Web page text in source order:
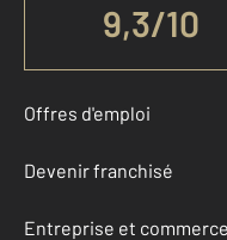
9,3/10
Offres d'emploi
Devenir franchisé
Entreprise et commerce